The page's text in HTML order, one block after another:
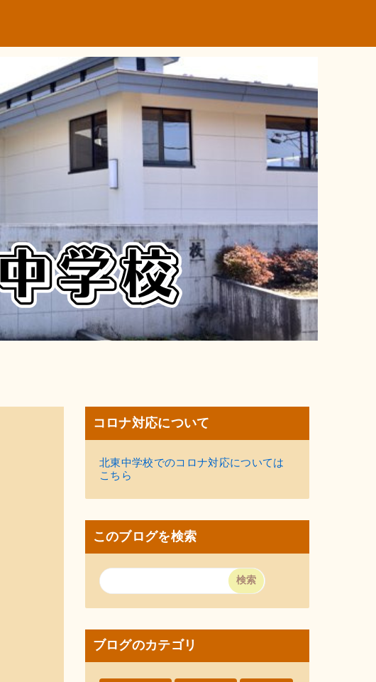
コロナ対応について
北東中学校でのコロナ対応については
こちら
このブログを検索
ブログのカテゴリ